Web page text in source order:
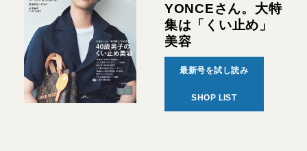
YONCEさん。大特
集は「くい止め」
美容
最新号を試し読み
SHOP LIST